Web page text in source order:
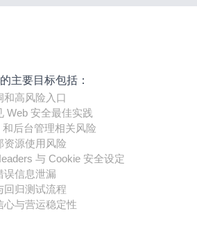
主要目标包括：
和高风险入口
Web 安全最佳实践
后台管理相关风险
资源使用风险
与 Cookie 安全设定
误信息泄漏
回归测试流程
心与营运稳定性